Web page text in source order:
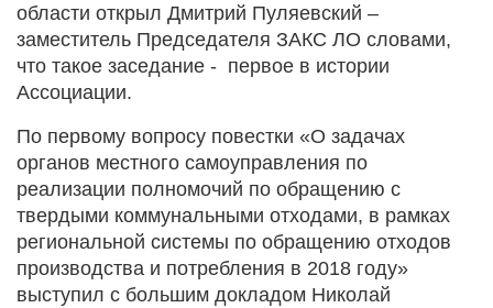
области открыл Дмитрий Пуляевский –
заместитель Председателя ЗАКС ЛО словами,
что такое заседание - первое в истории
Ассоциации.
По первому вопросу повестки «О задачах
органов местного самоуправления по
реализации полномочий по обращению с
твердыми коммунальными отходами, в рамках
региональной системы по обращению отходов
производства и потребления в 2018 году»
выступил с большим докладом Николай